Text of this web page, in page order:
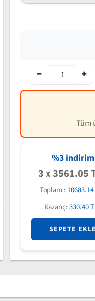
Tüm
%3 indirim
3 x 3561.05
Toplam : 10683.14
Kazanç:330.40
SEPETE EKLE